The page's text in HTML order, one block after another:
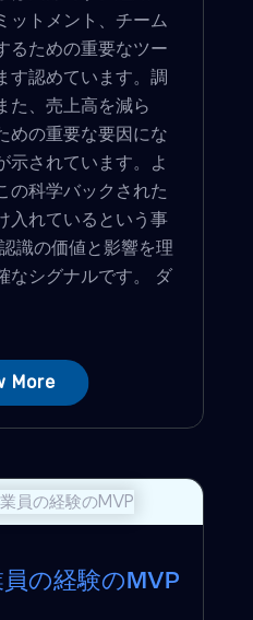
ットメント、チーム
るための重要なツー
す認めています。調
た、売上高を減ら
めの重要な要因にな
示されています。よ
の科学バックされた
入れているという事
識の価値と影響を理
なシグナルです。 ダ
More
の経験のMVP